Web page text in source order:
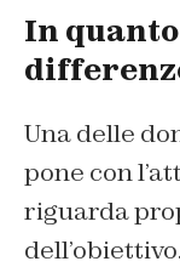
In
Una delle
pone con
riguarda